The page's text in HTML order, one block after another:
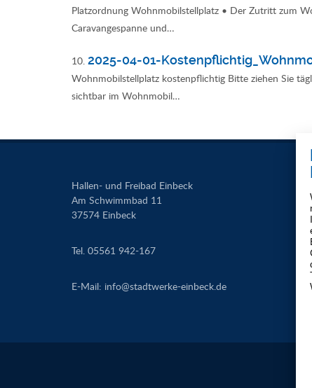
Platzordnung Wohnmobilstellplatz • Der Zutritt zum
Caravangespanne und…
10. 2025-04-01-
Wohnmobilstellplatz kostenpflichtig Bitte ziehen Sie
sichtbar im Wohnmobil…
Hallen- und Freibad Einbeck
Am Schwimmbad 11
37574 Einbeck
Tel. 05561 942-167
E-Mail: info@stadtwerke-einbeck.de